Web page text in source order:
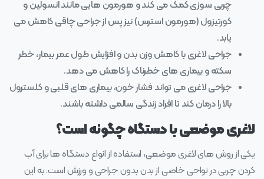
چربی سوزی کمک می کند و هورمون هایی مانند انسولین و
کورتیزول (هورمون استرس) نیز پس از جراحی چاقی کاهش می
یابد.
جراحی لاغری با کاهش وزن بدن و افزایش طول عمر بیمار، خطر
سکته و بیماری های خطرناک را کاهش می دهد.
جراحی لاغری می تواند فشار خون، بیماری های قلبی و کلسترول
بالا را درمان کند تا افراد زندگی سالمی داشته باشند.
لاغری موضعی با دستگاه چگونه است؟
یکی از روش‌ های لاغری موضعی، استفاده از انواع دستگاه‌ ها برای آب
کردن چربی در نواحی خاصی از بدن بدون جراحی و ورزش است. به این